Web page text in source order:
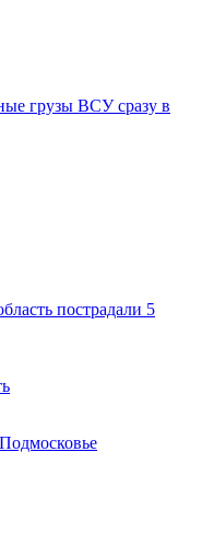
грузы ВСУ сразу в
пострадали 5